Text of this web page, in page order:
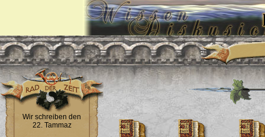
Wir schreiben den
22. Tammaz